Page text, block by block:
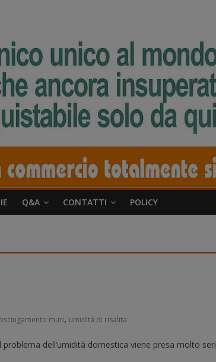
Q&A CONTATTI POLICY
muri, umidità di risalita
dell’umidità domestica viene presa molto